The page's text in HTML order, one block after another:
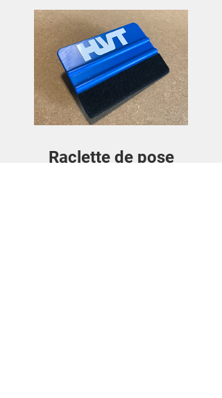
Raclette de pose